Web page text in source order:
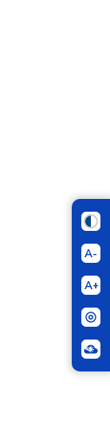
A-
A+